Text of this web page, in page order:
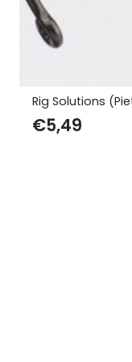
Rig Solutions
€5,49